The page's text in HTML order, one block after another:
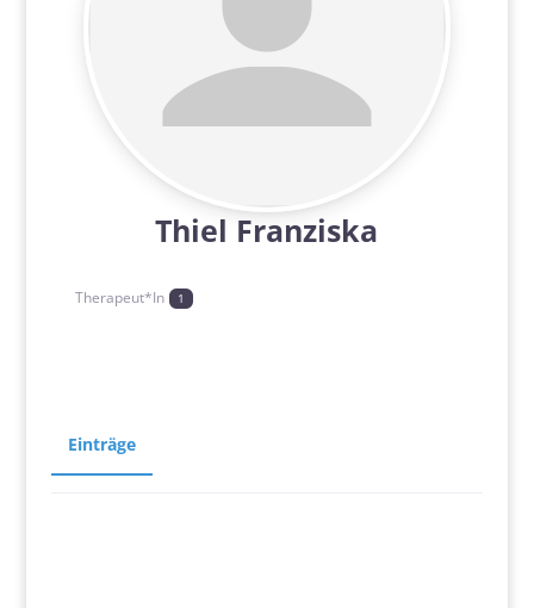
Thiel Franziska
Therapeut*In 1
Einträge